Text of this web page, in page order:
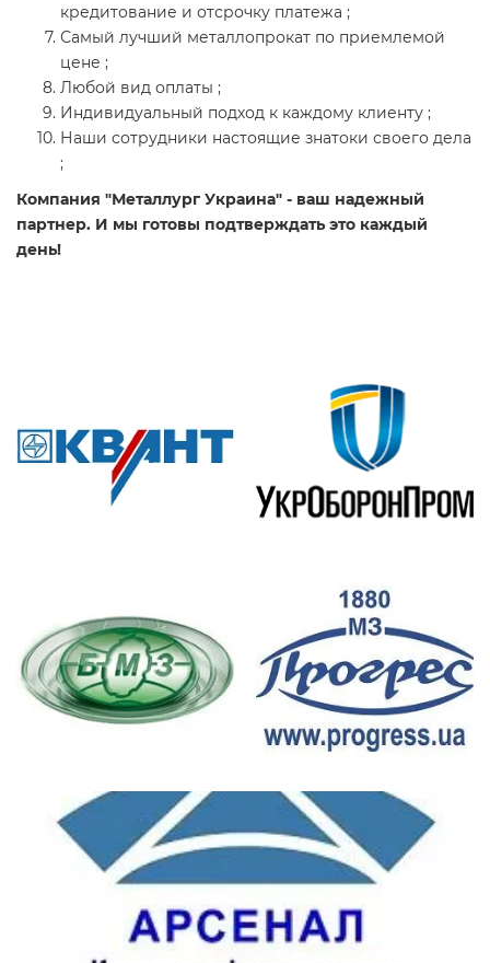
кредитование и отсрочку платежа ;
Самый лучший металлопрокат по приемлемой
цене ;
Любой вид оплаты ;
Индивидуальный подход к каждому клиенту ;
Наши сотрудники настоящие знатоки своего дела
;
Компания "Металлург Украина" - ваш надежный
партнер. И мы готовы подтверждать это каждый
день!